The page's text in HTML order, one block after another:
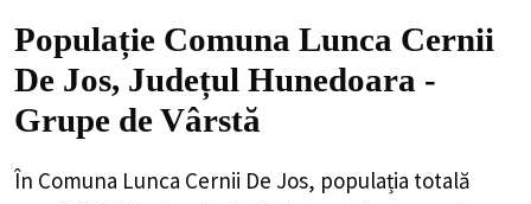
Populație Comuna Lunca Cernii
De Jos, Județul Hunedoara -
Grupe de Vârstă
În Comuna Lunca Cernii De Jos, populația totală